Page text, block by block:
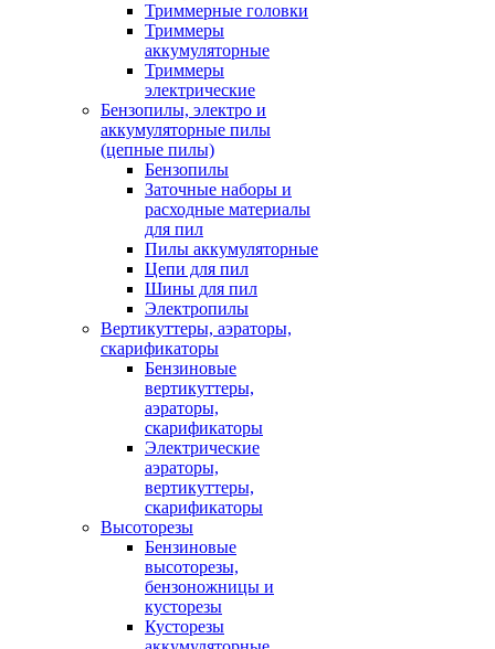
Триммерные головки
Триммеры
аккумуляторные
Триммеры
электрические
Бензопилы, электро и
аккумуляторные пилы
(цепные пилы)
Бензопилы
Заточные наборы и
расходные материалы
для пил
Пилы аккумуляторные
Цепи для пил
Шины для пил
Электропилы
Вертикуттеры, аэраторы,
скарификаторы
Бензиновые
вертикуттеры,
аэраторы,
скарификаторы
Электрические
аэраторы,
вертикуттеры,
скарификаторы
Высоторезы
Бензиновые
высоторезы,
бензоножницы и
кусторезы
Кусторезы